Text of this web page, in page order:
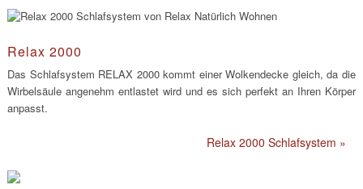
Relax 2000
Das Schlafsystem RELAX 2000 kommt einer Wolkendecke gleich, da die
Wirbelsäule angenehm entlastet wird und es sich perfekt an Ihren Körper
anpasst.
Relax 2000 Schlafsystem »